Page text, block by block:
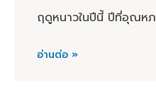
ฤดูหนาวในปีนี้ ปีที่อุณหภ
อ่านต่อ »